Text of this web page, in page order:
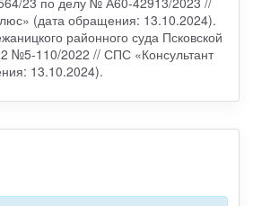
(дата обращения: 13.10.2024).
районного суда Псковской
№5-110/2022 // СПС «Консультант
13.10.2024).